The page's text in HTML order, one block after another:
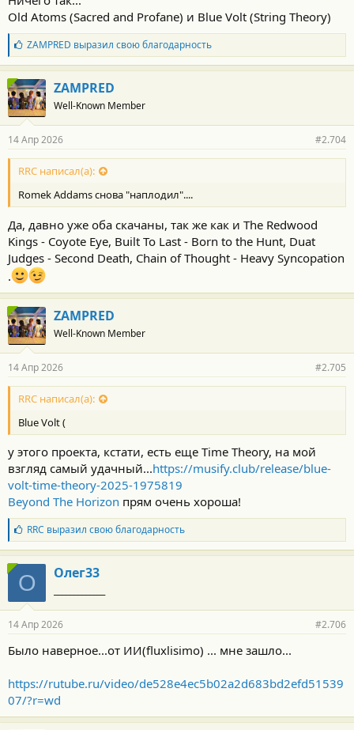
Old Atoms (Sacred and Profane) и Blue Volt (String Theory)
Б
л
а
г
о
д
а
н
о
с
и
:
ZAMPRED выразил свою благодарность
ZAMPRED
Well-Known Member
14 Апр 2026 #2.704
RRC написал(а):
Romek Addams снова "наплодил"....
Да, давно уже оба скачаны, так же как и The Redwood
Kings - Coyote Eye, Built To Last - Born to the Hunt, Duat
Judges - Second Death, Chain of Thought - Heavy Syncopation
.
ZAMPRED
Well-Known Member
14 Апр 2026 #2.705
RRC написал(а):
Blue Volt (
у этого проекта, кстати, есть еще Time Theory, на мой
взгляд самый удачный...https://musify.club/release/blue-
volt-time-theory-2025-1975819
Beyond The Horizon прям очень хороша!
Б
л
а
г
о
д
а
н
с
и
RRC выразил свою благодарность
О Олег33
14 Апр 2026 #2.706
Было наверное...от ИИ(fluxlisimo) ... мне зашло...
https://rutube.ru/video/de528e4ec5b02a2d683bd2efd51539
07/?r=wd